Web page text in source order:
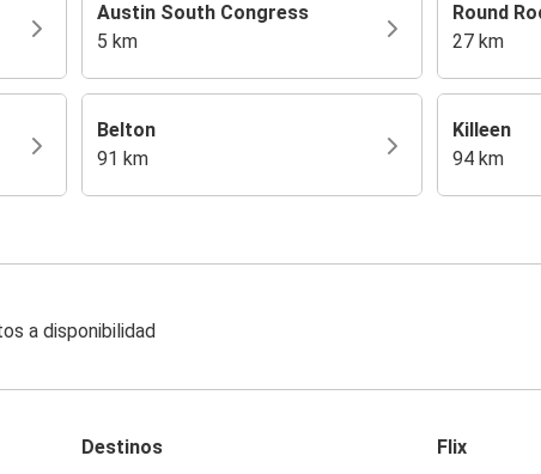
Austin South Congress
5 km
Round
27 km
Belton
91 km
Killeen
94 km
a disponibilidad
Destinos Flix